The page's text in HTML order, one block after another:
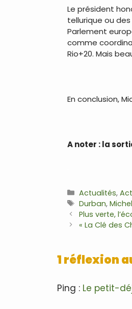
Le président
tellurique ou
Parlement
comme
Rio+20. Mais
En conclusion,
A noter : la
Catégories
Actualités,
Étiquettes
Durban,
Navigation
des
Plus verte,
« La Clé des
1 réflexion
Ping : Le petit-